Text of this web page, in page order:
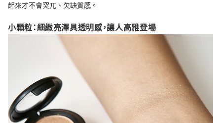
起來才不會突兀、欠缺質感。
小顆粒：細緻亮澤具透明感，讓人高雅登場